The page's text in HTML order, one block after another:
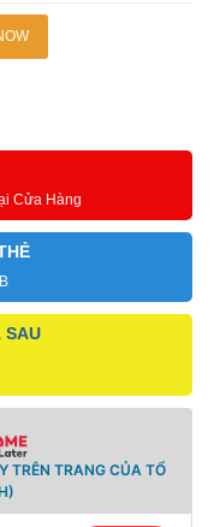
Cửa Hàng
SAU
TRÊN TRANG CỦA TỔ